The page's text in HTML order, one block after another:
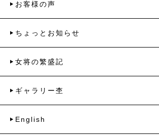
お客様の声
ちょっとお知らせ
女将の繁盛記
ギャラリー杢
English